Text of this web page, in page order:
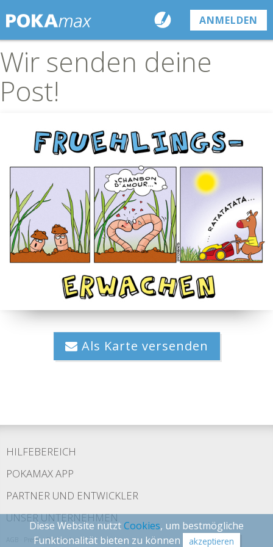
ANMELDEN
Wir senden deine
Post!
Als Karte versenden
HILFEBEREICH
POKAMAX APP
PARTNER UND ENTWICKLER
UNSER UNTERNEHMEN
Presse ·Datenschutz
Diese Website nutztCookies, um bestmögliche
Funktionalität bieten zu können
akzeptieren